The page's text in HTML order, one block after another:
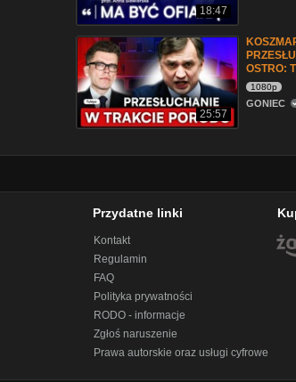
18:47
25:57
OSTRO:
1080p
GONIEC
Przydatne linki
Kontakt
Regulamin
FAQ
Polityka prywatności
RODO - informacje
Zgłoś naruszenie
Prawa autorskie oraz usługi cyfrowe